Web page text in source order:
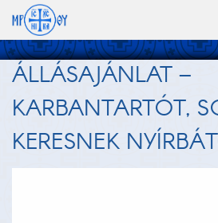
ÁLLÁSAJÁNLAT –
KARBANTARTÓT,
KERESNEK